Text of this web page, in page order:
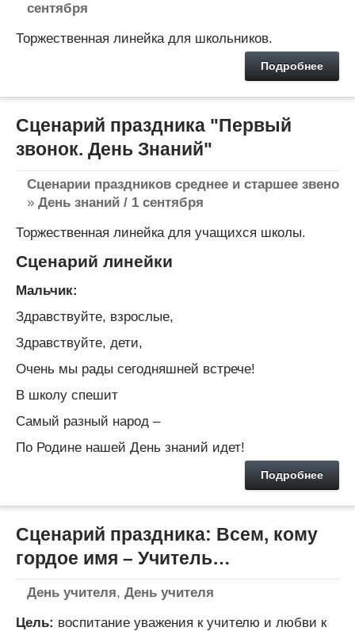
сентября
Торжественная линейка для школьников.
Подробнее
Сценарий праздника "Первый
звонок. День Знаний"
Сценарии праздников среднее и старшее звено
» День знаний / 1 сентября
Торжественная линейка для учащихся школы.
Сценарий линейки
Мальчик:
Здравствуйте, взрослые,
Здравствуйте, дети,
Очень мы рады сегодняшней встрече!
В школу спешит
Самый разный народ –
По Родине нашей День знаний идет!
Подробнее
Сценарий праздника: Всем, кому
гордое имя – Учитель…
День учителя, День учителя
Цель: воспитание уважения к учителю и любви к